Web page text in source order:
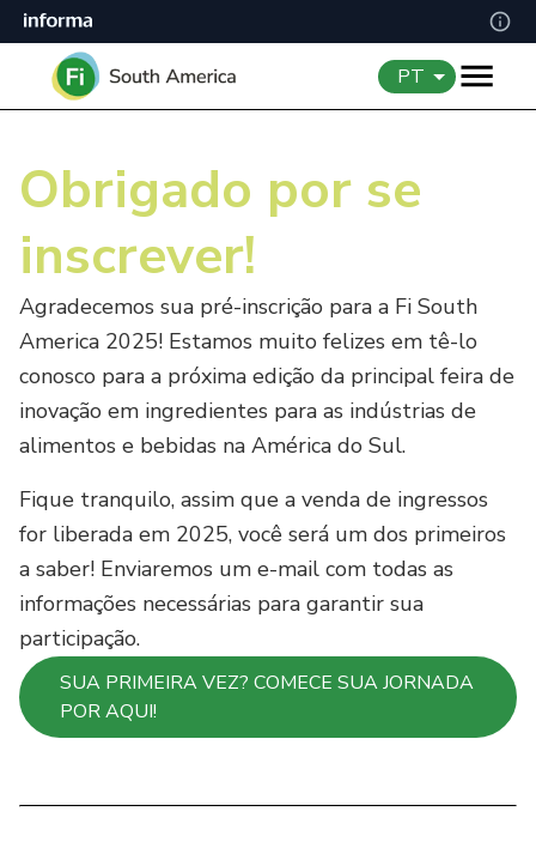
PT
Obrigado por se
inscrever!
Agradecemos sua pré-inscrição para a Fi South
America 2025! Estamos muito felizes em tê-lo
conosco para a próxima edição da principal feira de
inovação em ingredientes para as indústrias de
alimentos e bebidas na América do Sul.
Fique tranquilo, assim que a venda de ingressos
for liberada em 2025, você será um dos primeiros
a saber! Enviaremos um e-mail com todas as
informações necessárias para garantir sua
participação.
SUA PRIMEIRA VEZ? COMECE SUA JORNADA
POR AQUI!